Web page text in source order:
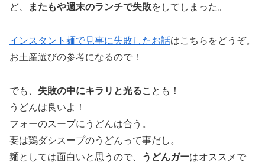
ど、
またもや週末のランチで失敗をしてしまった。
インスタント麺で見事に失敗したお話はこちらをどうぞ。
お土産選びの参考になるので！
でも、 失敗の中にキラリと光ることも！
うどんは良いよ！
フォーのスープにうどんは合う。
要は鶏ダシスープのうどんって事だし。
麺としては面白いと思うので、
うどんガーはオススメで